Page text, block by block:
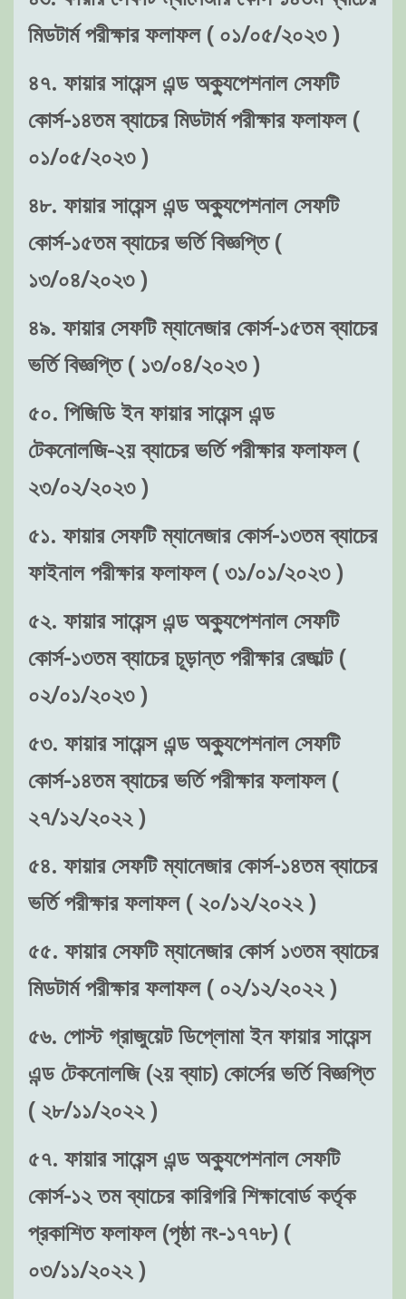
মিডটার্ম পরীক্ষার ফলাফল ( ০১/০৫/২০২৩ )
৪৭. ফায়ার সায়েন্স এন্ড অক্যুপেশনাল সেফটি
কোর্স-১৪তম ব্যাচের মিডটার্ম পরীক্ষার ফলাফল (
০১/০৫/২০২৩ )
৪৮. ফায়ার সায়েন্স এন্ড অক্যুপেশনাল সেফটি
কোর্স-১৫তম ব্যাচের ভর্তি বিজ্ঞপ্তি (
১৩/০৪/২০২৩ )
৪৯. ফায়ার সেফটি ম্যানেজার কোর্স-১৫তম ব্যাচের
ভর্তি বিজ্ঞপ্তি ( ১৩/০৪/২০২৩ )
৫০. পিজিডি ইন ফায়ার সায়েন্স এন্ড
টেকনোলজি-২য় ব্যাচের ভর্তি পরীক্ষার ফলাফল (
২৩/০২/২০২৩ )
৫১. ফায়ার সেফটি ম্যানেজার কোর্স-১৩তম ব্যাচের
ফাইনাল পরীক্ষার ফলাফল ( ৩১/০১/২০২৩ )
৫২. ফায়ার সায়েন্স এন্ড অক্যুপেশনাল সেফটি
কোর্স-১৩তম ব্যাচের চূড়ান্ত পরীক্ষার রেজাল্ট (
০২/০১/২০২৩ )
৫৩. ফায়ার সায়েন্স এন্ড অক্যুপেশনাল সেফটি
কোর্স-১৪তম ব্যাচের ভর্তি পরীক্ষার ফলাফল (
২৭/১২/২০২২ )
৫৪. ফায়ার সেফটি ম্যানেজার কোর্স-১৪তম ব্যাচের
ভর্তি পরীক্ষার ফলাফল ( ২০/১২/২০২২ )
৫৫. ফায়ার সেফটি ম্যানেজার কোর্স ১৩তম ব্যাচের
মিডটার্ম পরীক্ষার ফলাফল ( ০২/১২/২০২২ )
৫৬. পোস্ট গ্রাজুয়েট ডিপ্লোমা ইন ফায়ার সায়েন্স
এন্ড টেকনোলজি (২য় ব্যাচ) কোর্সের ভর্তি বিজ্ঞপ্তি
( ২৮/১১/২০২২ )
৫৭. ফায়ার সায়েন্স এন্ড অক্যুপেশনাল সেফটি
কোর্স-১২ তম ব্যাচের কারিগরি শিক্ষাবোর্ড কর্তৃক
প্রকাশিত ফলাফল (পৃষ্ঠা নং-১৭৭৮) (
০৩/১১/২০২২ )